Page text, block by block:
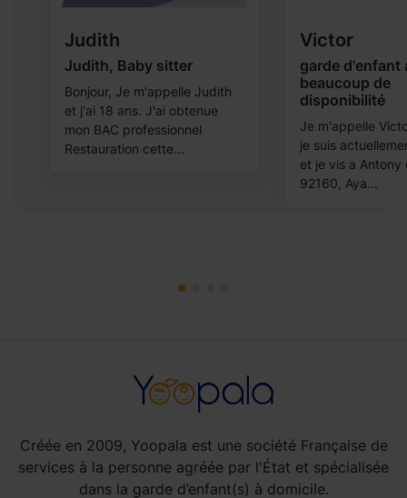
Judith
Judith, Baby sitter
Bonjour, Je m'appelle Judith
et j'ai 18 ans. J'ai obtenue
mon BAC professionnel
Restauration cette...
Victor
garde d'enfant
beaucoup de
disponibilité
Je m'appelle
je suis
et je vis a Antony
92160, Aya...
Créée en 2009, Yoopala est une société Française de
services à la personne agréée par l'État et spécialisée
dans la garde d’enfant(s) à domicile.